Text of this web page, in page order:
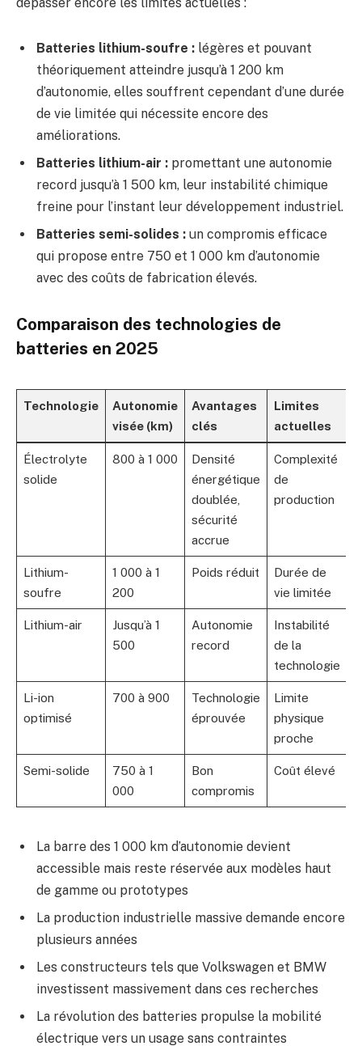
dépasser encore les limites actuelles :
Batteries lithium-soufre : légères et pouvant
théoriquement atteindre jusqu’à 1 200 km
d’autonomie, elles souffrent cependant d’une durée
de vie limitée qui nécessite encore des
améliorations.
Batteries lithium-air : promettant une autonomie
record jusqu’à 1 500 km, leur instabilité chimique
freine pour l’instant leur développement industriel.
Batteries semi-solides : un compromis efficace
qui propose entre 750 et 1 000 km d’autonomie
avec des coûts de fabrication élevés.
Comparaison des technologies de
batteries en 2025
Technologie
Autonomie
visée (km)
Avantages
clés
Limites
actuelles
Électrolyte
solide
800 à 1 000
Densité
énergétique
doublée,
sécurité
accrue
Complexité
de
production
Lithium-
soufre
1 000 à 1
200
Poids réduit
Durée de
vie limitée
Lithium-air
Jusqu’à 1
500
Autonomie
record
Instabilité
de la
technologie
Li-ion
optimisé
700 à 900
Technologie
éprouvée
Limite
physique
proche
Semi-solide
750 à 1
000
Bon
compromis
Coût élevé
La barre des 1 000 km d’autonomie devient
accessible mais reste réservée aux modèles haut
de gamme ou prototypes
La production industrielle massive demande encore
plusieurs années
Les constructeurs tels que Volkswagen et BMW
investissent massivement dans ces recherches
La révolution des batteries propulse la mobilité
électrique vers un usage sans contraintes